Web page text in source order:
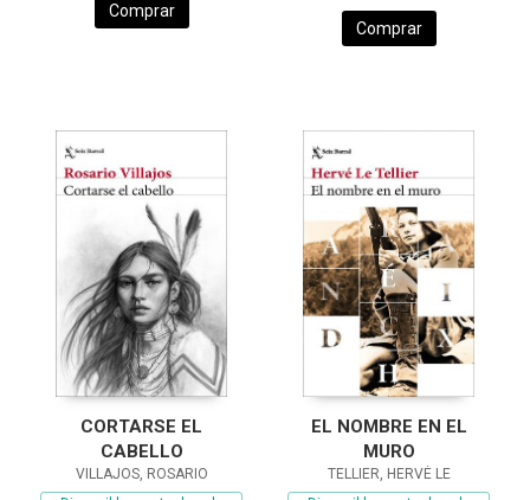
Comprar
Comprar
CORTARSE EL
CABELLO
VILLAJOS, ROSARIO
EL NOMBRE EN EL
MURO
TELLIER, HERVÉ LE